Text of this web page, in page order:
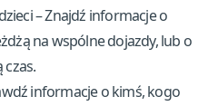
– Znajdź informacje o
na wspólne dojazdy, lub o
informacje o kimś, kogo